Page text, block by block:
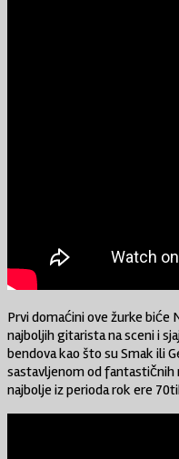
Prvi domaćini ove žurke biće
najboljih gitarista na sceni i
bendova kao što su Smak ili
sastavljenom od
najbolje iz perioda rok ere